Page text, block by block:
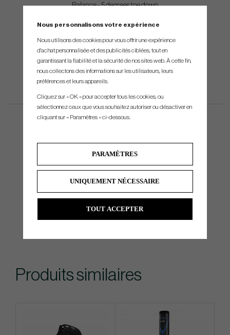
Balance - 5 degrees toe down
Shaft - FST stepless chrome, .370" tip
Shafting - Single bend mounted directly in the head
Produits similaires
Nous personnalisons votre expérience
Nous utilisons des cookies pour vous offrir une expérience
d'achat personnalisée et des publicités ciblées, tout en
garantissant la fiabilité et la sécurité de nos sites web. À cette fin,
nous collectons des informations sur les utilisateurs, leurs
préférences et leurs appareils.
Cliquez sur « OK » pour accepter tous les cookies, ou
sélectionnez ceux que vous souhaitez autoriser ou désactiver en
cliquant sur « Paramètres » ci-dessous.
PARAMÈTRES
UNIQUEMENT NÉCESSAIRE
TOUT ACCEPTER